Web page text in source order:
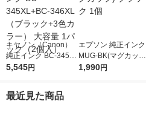
キヤノン（Canon）
純正インク BC-345XL
+BC-346XL （ブラッ
5,545円
エプソン 純正インク
MUG-BK(マグカップ)
ブラック 1個
1,990円
最近見た商品